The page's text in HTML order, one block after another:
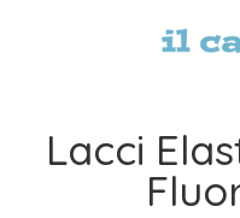
Lacci